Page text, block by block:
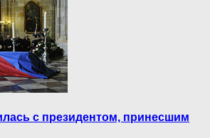
с президентом, принесшим